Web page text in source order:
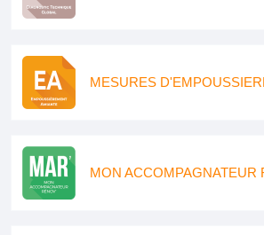
MESURES
MON ACCOMPAGNATEUR